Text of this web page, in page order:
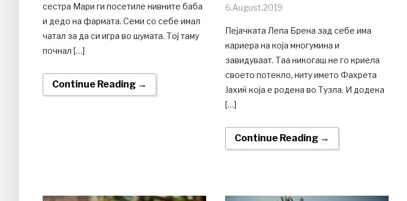
сестра Мари ги посетиле нивните баба
и дедо на фармата. Семи со себе имал
чатал за да си игра во шумата. Тој таму
почнал […]
Continue Reading →
6.August.2019
Пејачката Лепа Брена зад себе има
кариера на која многумина и
завидуваат. Таа никогаш не го криела
своето потекло, ниту името Фахрета
Јахиќ која е родена во Тузла. И додека
[…]
Continue Reading →